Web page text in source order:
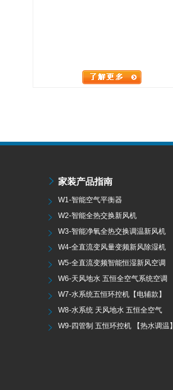
家装产品指南
W1-智能空气平衡器
W2-智能全热交换新风机
W3-智能净氧全热交换调温新风机
W4-全直流变风量变频新风除湿机
W5-全直流变频智能恒湿新风空调
W6-天风地水 五恒全空气系统空调
W7-水系统五恒环控机【电辅款】
W8-水系统 天风地水 五恒全空气
W9-四管制 五恒环控机 【热水调温】